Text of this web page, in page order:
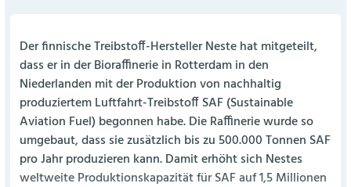
Der finnische Treibstoff-Hersteller Neste hat mitgeteilt,
dass er in der Bioraffinerie in Rotterdam in den
Niederlanden mit der Produktion von nachhaltig
produziertem Luftfahrt-Treibstoff SAF (Sustainable
Aviation Fuel) begonnen habe. Die Raffinerie wurde so
umgebaut, dass sie zusätzlich bis zu 500.000 Tonnen SAF
pro Jahr produzieren kann. Damit erhöht sich Nestes
weltweite Produktionskapazität für SAF auf 1,5 Millionen